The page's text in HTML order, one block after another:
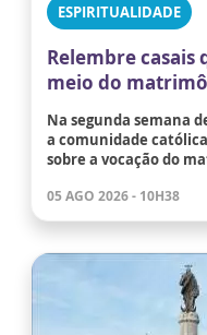
ESPIRITUALIDADE
Relembre casais
meio do
Na segunda semana
a comunidade
sobre a vocação do
05 AGO 2026 - 10H38